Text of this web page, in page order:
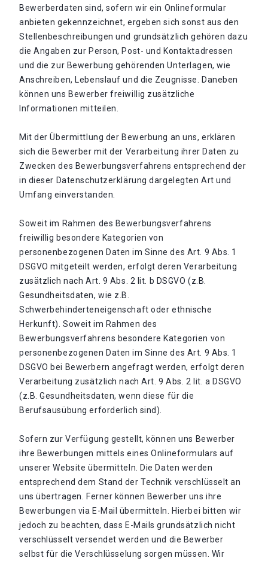
Bewerberdaten sind, sofern wir ein Onlineformular
anbieten gekennzeichnet, ergeben sich sonst aus den
Stellenbeschreibungen und grundsätzlich gehören dazu
die Angaben zur Person, Post- und Kontaktadressen
und die zur Bewerbung gehörenden Unterlagen, wie
Anschreiben, Lebenslauf und die Zeugnisse. Daneben
können uns Bewerber freiwillig zusätzliche
Informationen mitteilen.
Mit der Übermittlung der Bewerbung an uns, erklären
sich die Bewerber mit der Verarbeitung ihrer Daten zu
Zwecken des Bewerbungsverfahrens entsprechend der
in dieser Datenschutzerklärung dargelegten Art und
Umfang einverstanden.
Soweit im Rahmen des Bewerbungsverfahrens
freiwillig besondere Kategorien von
personenbezogenen Daten im Sinne des Art. 9 Abs. 1
DSGVO mitgeteilt werden, erfolgt deren Verarbeitung
zusätzlich nach Art. 9 Abs. 2 lit. b DSGVO (z.B.
Gesundheitsdaten, wie z.B.
Schwerbehinderteneigenschaft oder ethnische
Herkunft). Soweit im Rahmen des
Bewerbungsverfahrens besondere Kategorien von
personenbezogenen Daten im Sinne des Art. 9 Abs. 1
DSGVO bei Bewerbern angefragt werden, erfolgt deren
Verarbeitung zusätzlich nach Art. 9 Abs. 2 lit. a DSGVO
(z.B. Gesundheitsdaten, wenn diese für die
Berufsausübung erforderlich sind).
Sofern zur Verfügung gestellt, können uns Bewerber
ihre Bewerbungen mittels eines Onlineformulars auf
unserer Website übermitteln. Die Daten werden
entsprechend dem Stand der Technik verschlüsselt an
uns übertragen. Ferner können Bewerber uns ihre
Bewerbungen via E-Mail übermitteln. Hierbei bitten wir
jedoch zu beachten, dass E-Mails grundsätzlich nicht
verschlüsselt versendet werden und die Bewerber
selbst für die Verschlüsselung sorgen müssen. Wir